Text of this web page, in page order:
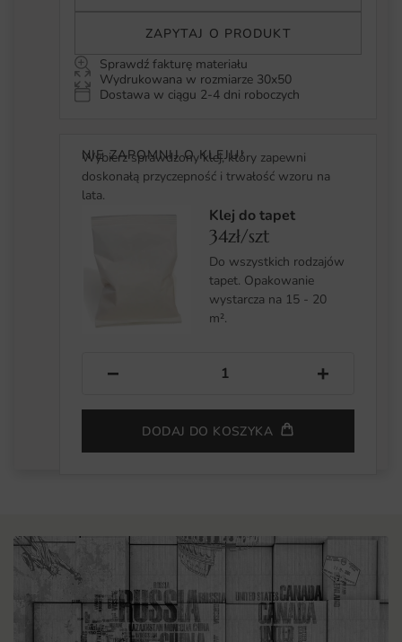
ZAPYTAJ O PRODUKT
Sprawdź fakturę materiału
Wydrukowana w rozmiarze 30x50
Dostawa w ciągu 2-4 dni roboczych
NIE ZAPOMNIJ O KLEJU!
Wybierz sprawdzony klej, który zapewni
doskonałą przyczepność i trwałość wzoru na
lata.
Klej do tapet
34zł/szt
Do wszystkich rodzajów
tapet. Opakowanie
wystarcza na 15 - 20
m².
− +
DODAJ DO KOSZYKA